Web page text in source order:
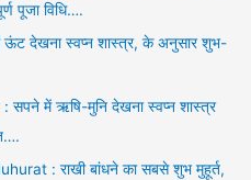
पूजा विधि….
देखना स्वप्न शास्त्र, के अनुसार शुभ-
में ऋषि-मुनि देखना स्वप्न शास्त्र
: राखी बांधने का सबसे शुभ मुहूर्त,